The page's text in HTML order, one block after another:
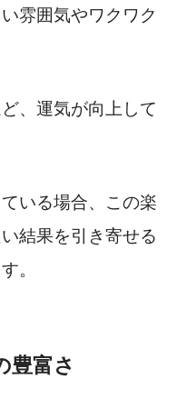
雰囲気やワクワク
、運気が向上して
いる場合、この楽
結果を引き寄せる
。
豊富さ